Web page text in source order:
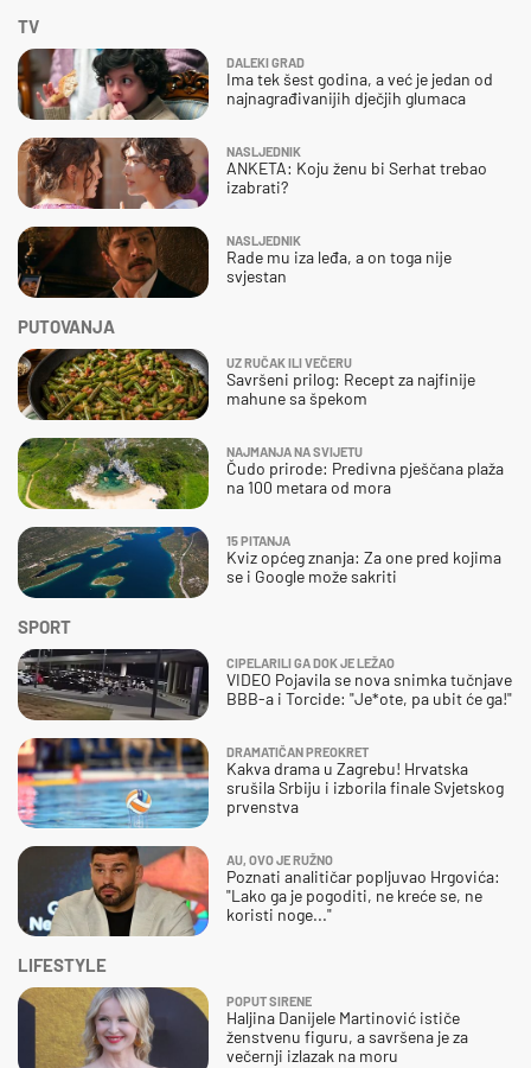
SPORT
CIPELARILI GA DOK JE LEŽAO
VIDEO Pojavila se nova snimka tučnjave
BBB-a i Torcide: "Je*ote, pa ubit će ga!"
DRAMATIČAN PREOKRET
Kakva drama u Zagrebu! Hrvatska
srušila Srbiju i izborila finale Svjetskog
prvenstva
AU, OVO JE RUŽNO
Poznati analitičar popljuvao Hrgovića:
"Lako ga je pogoditi, ne kreće se, ne
koristi noge..."
TV
DALEKI GRAD
Ima tek šest godina, a već je jedan od
najnagrađivanijih dječjih glumaca
NASLJEDNIK
ANKETA: Koju ženu bi Serhat trebao
izabrati?
NASLJEDNIK
Rade mu iza leđa, a on toga nije
svjestan
PUTOVANJA
UZ RUČAK ILI VEČERU
Savršeni prilog: Recept za najfinije
mahune sa špekom
NAJMANJA NA SVIJETU
Čudo prirode: Predivna pješčana plaža
na 100 metara od mora
15 PITANJA
Kviz općeg znanja: Za one pred kojima
se i Google može sakriti
LIFESTYLE
POPUT SIRENE
Haljina Danijele Martinović ističe
ženstvenu figuru, a savršena je za
večernji izlazak na moru